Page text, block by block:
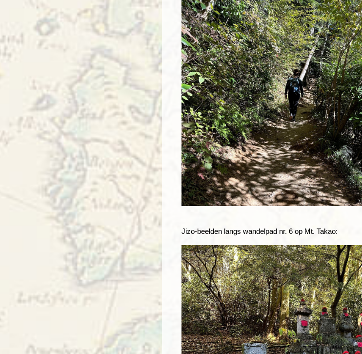
Jizo-beelden langs wandelpad nr. 6 op Mt. Takao: